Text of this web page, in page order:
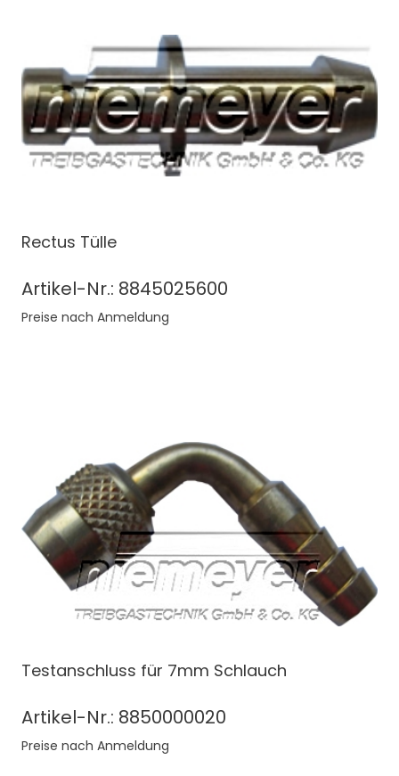
Rectus Tülle
Artikel-Nr.: 8845025600
Preise nach Anmeldung
Testanschluss für 7mm Schlauch
Artikel-Nr.: 8850000020
Preise nach Anmeldung